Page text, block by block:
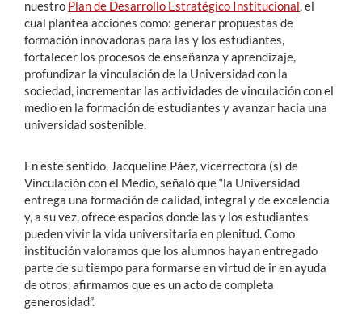
nuestro Plan de Desarrollo Estratégico Institucional , el
cual plantea acciones como: generar propuestas de
formación innovadoras para las y los estudiantes,
fortalecer los procesos de enseñanza y aprendizaje,
profundizar la vinculación de la Universidad con la
sociedad, incrementar las actividades de vinculación con el
medio en la formación de estudiantes y avanzar hacia una
universidad sostenible.
En este sentido, Jacqueline Páez, vicerrectora (s) de
Vinculación con el Medio, señaló que “la Universidad
entrega una formación de calidad, integral y de excelencia
y, a su vez, ofrece espacios donde las y los estudiantes
pueden vivir la vida universitaria en plenitud. Como
institución valoramos que los alumnos hayan entregado
parte de su tiempo para formarse en virtud de ir en ayuda
de otros, afirmamos que es un acto de completa
generosidad”.